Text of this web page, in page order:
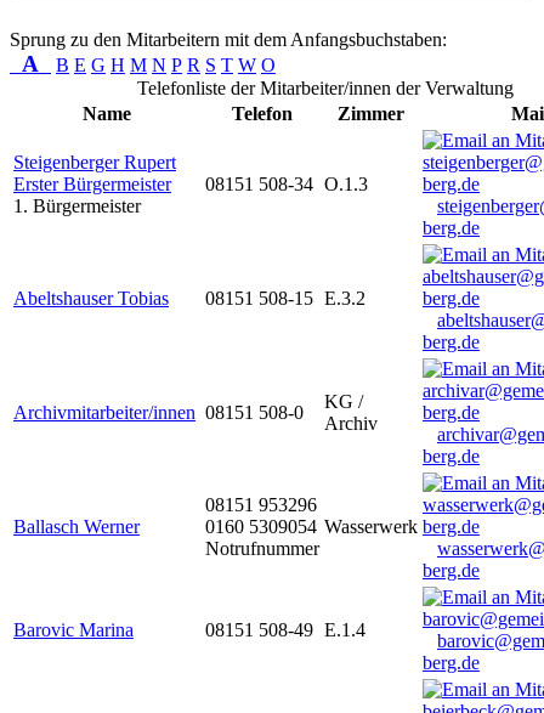
Sprung zu den Mitarbeitern mit dem Anfangsbuchstaben:
A B E G H M N P R S T W O
Telefonliste der Mitarbeiter/innen der Verwaltung
Name
Telefon Zimmer
Steigenberger Rupert
Erster Bürgermeister
1. Bürgermeister
08151 508-34 O.1.3
berg.de
Abeltshauser Tobias 08151 508-15 E.3.2
berg.de
Archivmitarbeiter/innen 08151 508-0
KG /
Archiv
berg.de
Ballasch Werner
08151 953296
0160 5309054
Notrufnummer
Wasserwerk
berg.de
Barovic Marina 08151 508-49 E.1.4
berg.de